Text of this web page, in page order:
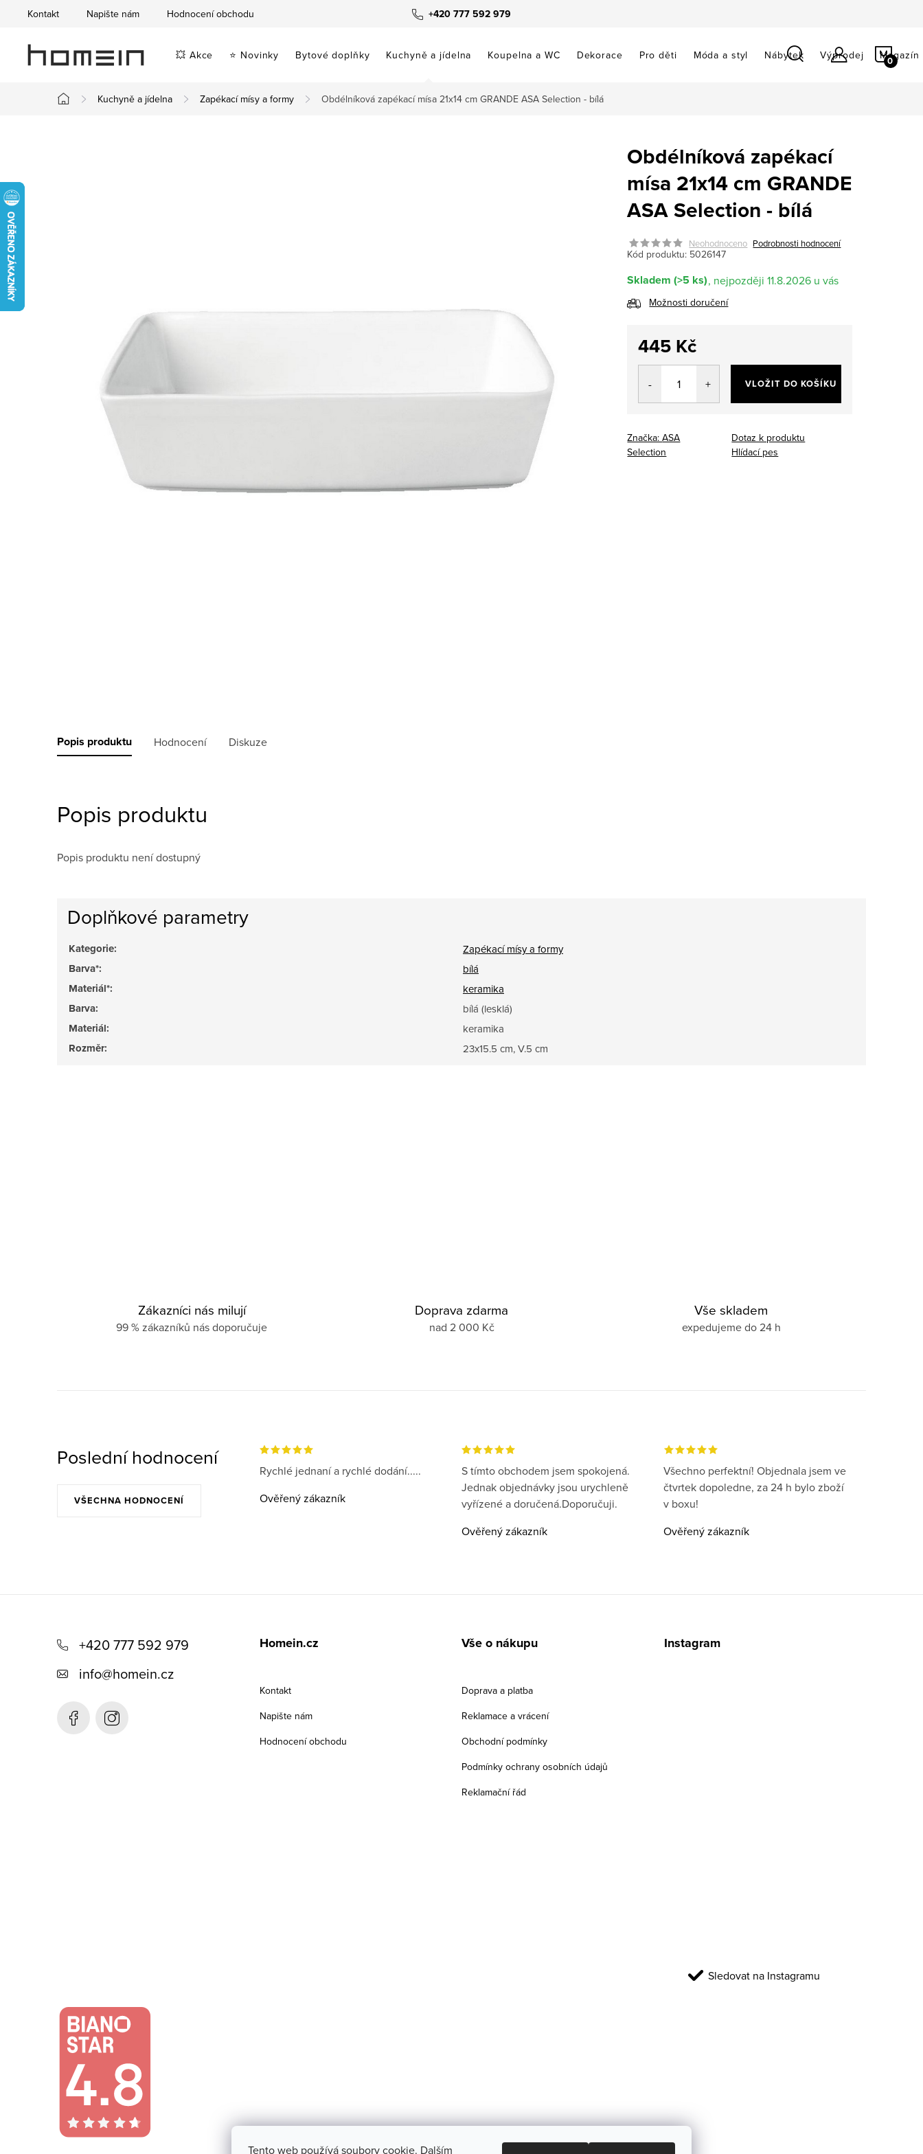
Tento web používá soubory cookie. Dalším
obsah
+420 777 592 979
Kontakt Napište nám Hodnocení obchodu
💥 Akce ⭐ Novinky Bytové doplňky Kuchyně a jídelna Koupelna a WC Dekorace Pro děti Móda a styl Nábytek Výprodej Magazín
Domů
Kuchyně a jídelna Zapékací mísy a formy Obdélníková zapékací mísa 21x14 cm GRANDE ASA Selection - bílá
Obdélníková zapékací
mísa 21x14 cm GRANDE
ASA Selection - bílá
Neohodnoceno Podrobnosti hodnocení
Kód produktu: 5026147
Skladem (>5 ks) 11.8.2026
Možnosti doručení
445 Kč
Měrná
VLOŽIT DO KOŠÍKU
Značka:ASA
Selection
Dotaz k produktu
Hlídací pes
Popis produktu Hodnocení Diskuze
Popis produktu
Popis produktu není dostupný
Doplňkové parametry
Kategorie: Zapékací mísy a formy
Barva*: bílá
Materiál*: keramika
Barva: bílá (lesklá)
Materiál: keramika
Rozměr: 23x15.5 cm, V.5 cm
Zákazníci nás milují
99 % zákazníků nás doporučuje
Doprava zdarma
nad 2 000 Kč
Vše skladem
expedujeme do 24 h
Poslední hodnocení
VŠECHNA HODNOCENÍ
Rychlé jednaní a rychlé dodání.....
Ověřený zákazník
S tímto obchodem jsem spokojená.
Jednak objednávky jsou urychleně
vyřízené a doručená.Doporučuji.
Ověřený zákazník
Všechno perfektní! Objednala jsem ve
čtvrtek dopoledne, za 24 h bylo zboží
v boxu!
Ověřený zákazník
+420 777 592 979
info@homein.cz
Homein.cz
Kontakt
Napište nám
Hodnocení obchodu
Vše o nákupu
Doprava a platba
Reklamace a vrácení
Obchodní podmínky
Podmínky ochrany osobních údajů
Reklamační řád
Instagram
Sledovat na Instagramu